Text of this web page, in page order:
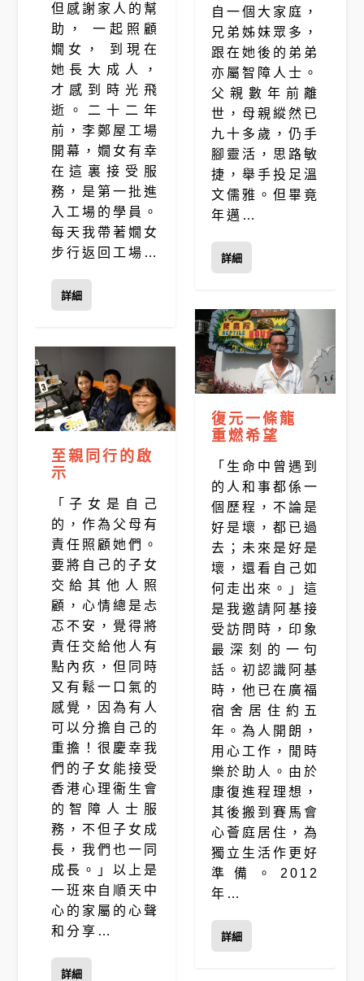
但感謝家人的幫
助， 一起照顧
嫺女， 到現在
她長大成人，
才感到時光飛
逝。二十二年
前，李鄭屋工場
開幕，嫺女有幸
在這裏接受服
務，是第一批進
入工場的學員。
每天我帶著嫺女
步行返回工場…
詳細
至親同行的啟
示
「子女是自己
的，作為父母有
責任照顧她們。
要將自己的子女
交給其他人照
顧，心情總是忐
忑不安，覺得將
責任交給他人有
點內疚，但同時
又有鬆一口氣的
感覺，因為有人
可以分擔自己的
重擔！很慶幸我
們的子女能接受
香港心理衞生會
的智障人士服
務，不但子女成
長，我們也一同
成長。」以上是
一班來自順天中
心的家屬的心聲
和分享…
詳細
自一個大家庭，
兄弟姊妹眾多，
跟在她後的弟弟
亦屬智障人士。
父親數年前離
世，母親縱然已
九十多歲，仍手
腳靈活，思路敏
捷，舉手投足溫
文儒雅。但畢竟
年邁…
詳細
復元一條龍
重燃希望
「生命中曾遇到
的人和事都係一
個歷程，不論是
好是壞，都已過
去；未來是好是
壞，還看自己如
何走出來。」這
是我邀請阿基接
受訪問時，印象
最深刻的一句
話。初認識阿基
時，他已在廣福
宿舍居住約五
年。為人開朗，
用心工作，閒時
樂於助人。由於
康復進程理想，
其後搬到賽馬會
心薈庭居住，為
獨立生活作更好
準備。2012
年…
詳細